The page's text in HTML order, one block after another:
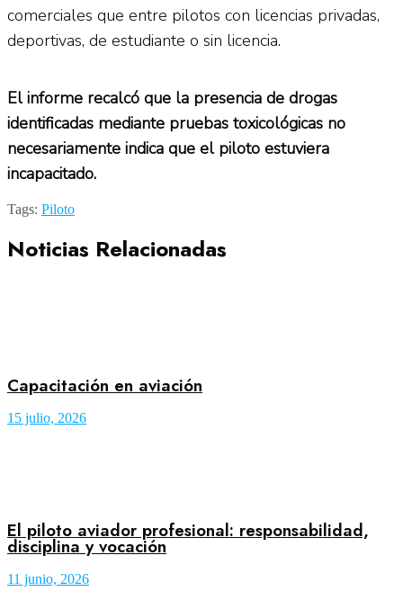
comerciales que entre pilotos con licencias privadas,
deportivas, de estudiante o sin licencia.
El informe recalcó que la presencia de drogas
identificadas mediante pruebas toxicológicas no
necesariamente indica que el piloto estuviera
incapacitado.
Tags: Piloto
Noticias Relacionadas
Capacitación en aviación
15 julio, 2026
El piloto aviador profesional: responsabilidad,
disciplina y vocación
11 junio, 2026